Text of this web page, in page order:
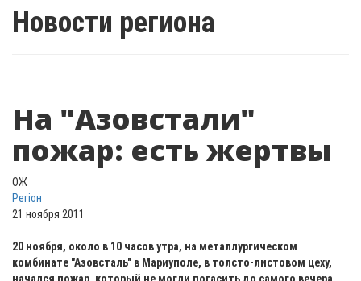
Новости региона
На "Азовстали"
пожар: есть жертвы
ОЖ
Регіон
21 ноября 2011
20 ноября, около в 10 часов утра, на металлургическом
комбинате "Азовсталь" в Мариуполе, в толсто-листовом цеху,